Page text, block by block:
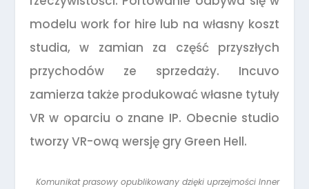
modelu work for hire lub na własny koszt
studia, w zamian za część przyszłych
przychodów ze sprzedaży. Incuvo
zamierza także produkować własne tytuły
VR w oparciu o znane IP. Obecnie studio
tworzy VR-ową wersję gry Green Hell.
Komunikat prasowy opublikowany dzięki uprzejmości Inner